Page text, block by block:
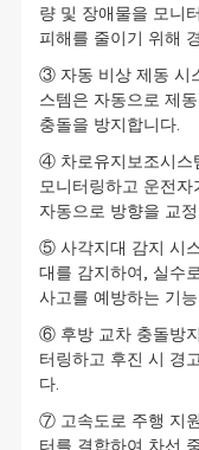
량 및 장애물을 모니
피해를 줄이기 위해
③ 자동 비상 제동 시
스템은 자동으로 제
충돌을 방지합니다.
④ 차로유지보조시스
모니터링하고 운전
자동으로 방향을 교정
⑤ 사각지대 감지 시
대를 감지하여, 실수
사고를 예방하는 기능
⑥ 후방 교차 충돌방
터링하고 후진 시 경
다.
⑦ 고속도로 주행 지
터를 결합하여 차선